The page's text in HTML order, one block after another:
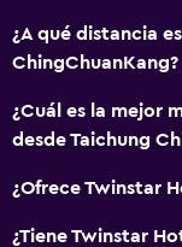
Unidad ubicada en
Ascensor
Ascensor
Para no fumadores
Almohada sin
¿A qué distancia
ChingChuanKang?
¿Cuál es la mejor
desde Taichung
¿Ofrece Twinstar
¿Tiene Twinstar